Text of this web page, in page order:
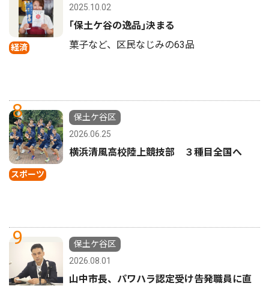
経済
2025.10.02
｢保土ケ谷の逸品｣決まる
菓子など、区民なじみの63品
8
スポーツ
保土ケ谷区
2026.06.25
横浜清風高校陸上競技部 ３種目全国へ
9
保土ケ谷区
2026.08.01
山中市長、パワハラ認定受け告発職員に直